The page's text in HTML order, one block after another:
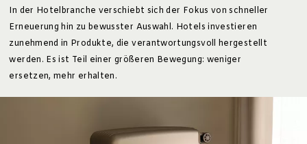
In der Hotelbranche verschiebt sich der Fokus von schneller
Erneuerung hin zu bewusster Auswahl. Hotels investieren
zunehmend in Produkte, die verantwortungsvoll hergestellt
werden. Es ist Teil einer größeren Bewegung: weniger
ersetzen, mehr erhalten.